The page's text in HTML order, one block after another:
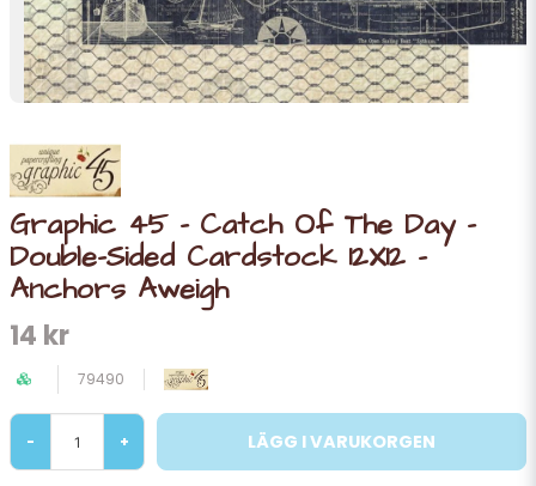
Graphic 45 - Catch Of The Day -
Double-Sided Cardstock 12X12 -
Anchors Aweigh
14 kr
79490
- + LÄGG I VARUKORGEN